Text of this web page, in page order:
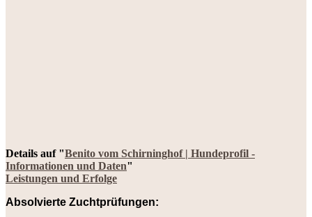
Details auf "Benito vom Schirninghof | Hundeprofil -
Informationen und Daten"
Leistungen und Erfolge
Absolvierte Zuchtprüfungen: